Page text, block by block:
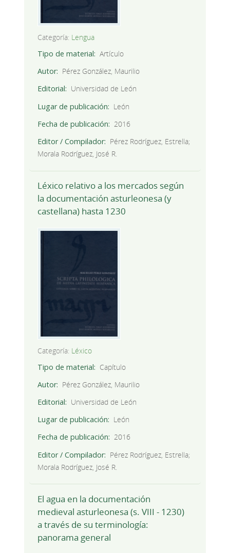
Categoría: Lengua
Tipo de material
Artículo
Autor
Pérez González, Maurilio
Editorial
Universidad de León
Lugar de publicación
León
Fecha de publicación
2016
Editor / Compilador
Pérez Rodríguez, Estrella;
Morala Rodríguez, José R.
Léxico relativo a los mercados según
la documentación asturleonesa (y
castellana) hasta 1230
Categoría: Léxico
Tipo de material
Capítulo
Autor
Pérez González, Maurilio
Editorial
Universidad de León
Lugar de publicación
León
Fecha de publicación
2016
Editor / Compilador
Pérez Rodríguez, Estrella;
Morala Rodríguez, José R.
El agua en la documentación
medieval asturleonesa (s. VIII - 1230)
a través de su terminología:
panorama general